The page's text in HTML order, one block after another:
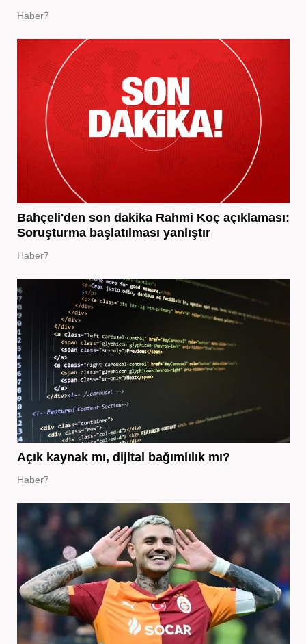
Haber7
Bahçeli'den son dakika Rahmi Koç açıklaması:
Soruşturma başlatılması yanlıştır
Haber7
Açık kaynak mı, dijital bağımlılık mı?
Haber7